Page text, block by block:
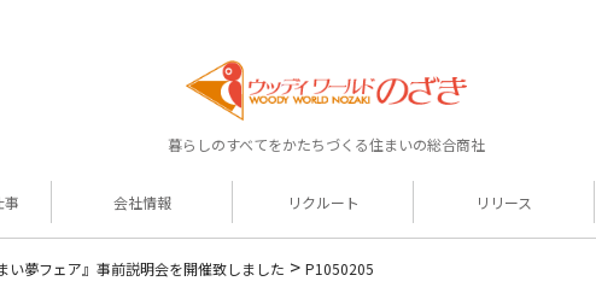
暮らしのすべてをかたちづくる住まいの総合商社
事 会社情報 リクルート リリース
い夢フェア』事前説明会を開催致しました > P1050205